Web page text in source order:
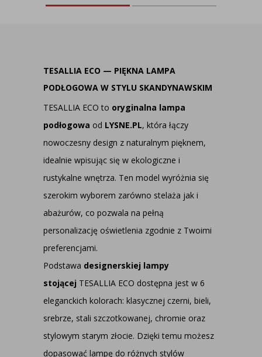
TESALLIA ECO — PIĘKNA LAMPA
PODŁOGOWA W STYLU SKANDYNAWSKIM
TESALLIA ECO to oryginalna lampa
podłogowa od LYSNE.PL, która łączy
nowoczesny design z naturalnym pięknem,
idealnie wpisując się w ekologiczne i
rustykalne wnętrza. Ten model wyróżnia się
szerokim wyborem zarówno stelaża jak i
abażurów, co pozwala na pełną
personalizację oświetlenia zgodnie z Twoimi
preferencjami.
Podstawa designerskiej lampy
stojącej TESALLIA ECO dostępna jest w 6
eleganckich kolorach: klasycznej czerni, bieli,
srebrze, stali szczotkowanej, chromie oraz
stylowym starym złocie. Dzięki temu możesz
dopasować lampę do różnych stylów